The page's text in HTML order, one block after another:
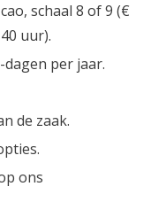
schaal 8 of 9 (€
uur).
dagen per jaar.
de zaak.
ons